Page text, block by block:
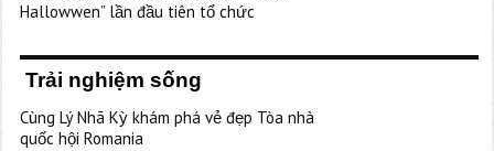
Hallowwen” lần đầu tiên tổ chức
Trải nghiệm sống
Cùng Lý Nhã Kỳ khám phá vẻ đẹp Tòa nhà
quốc hội Romania